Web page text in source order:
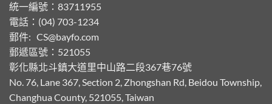
統一編號：83711955
電話：(04) 703-1234
郵件: CS@bayfo.com
郵遞區號：521055
彰化縣北斗鎮大道里中山路二段367巷76號
No. 76, Lane 367, Section 2, Zhongshan Rd, Beidou Township,
Changhua County, 521055, Taiwan